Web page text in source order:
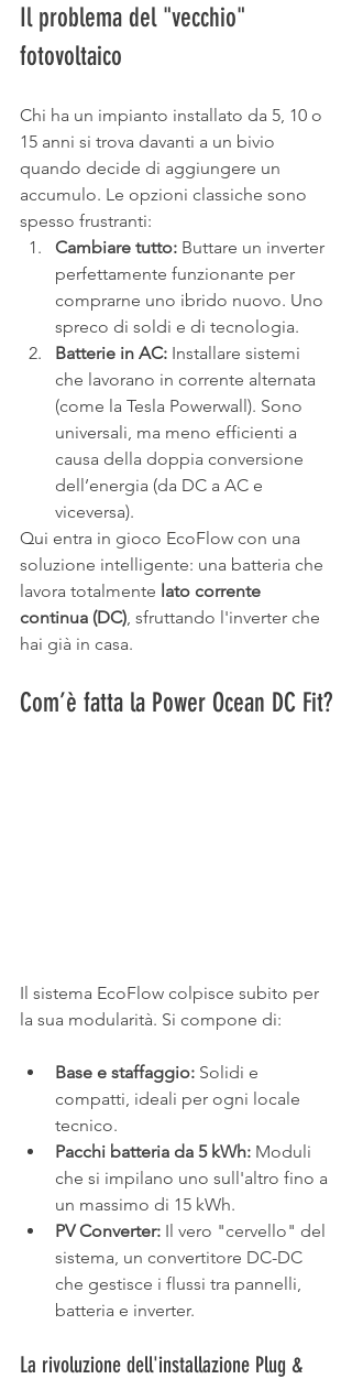
Il problema del "vecchio"
fotovoltaico
Chi ha un impianto installato da 5, 10 o
15 anni si trova davanti a un bivio
quando decide di aggiungere un
accumulo. Le opzioni classiche sono
spesso frustranti:
Cambiare tutto: Buttare un inverter
perfettamente funzionante per
comprarne uno ibrido nuovo. Uno
spreco di soldi e di tecnologia.
Batterie in AC: Installare sistemi
che lavorano in corrente alternata
(come la Tesla Powerwall). Sono
universali, ma meno efficienti a
causa della doppia conversione
dell’energia (da DC a AC e
viceversa).
Qui entra in gioco EcoFlow con una
soluzione intelligente: una batteria che
lavora totalmente lato corrente
continua (DC) , sfruttando l'inverter che
hai già in casa.
Com’è fatta la Power Ocean DC Fit?
Il sistema EcoFlow colpisce subito per
la sua modularità. Si compone di:
Base e staffaggio: Solidi e
compatti, ideali per ogni locale
tecnico.
Pacchi batteria da 5 kWh: Moduli
che si impilano uno sull'altro fino a
un massimo di 15 kWh.
PV Converter: Il vero "cervello" del
sistema, un convertitore DC-DC
che gestisce i flussi tra pannelli,
batteria e inverter.
La rivoluzione dell'installazione Plug &